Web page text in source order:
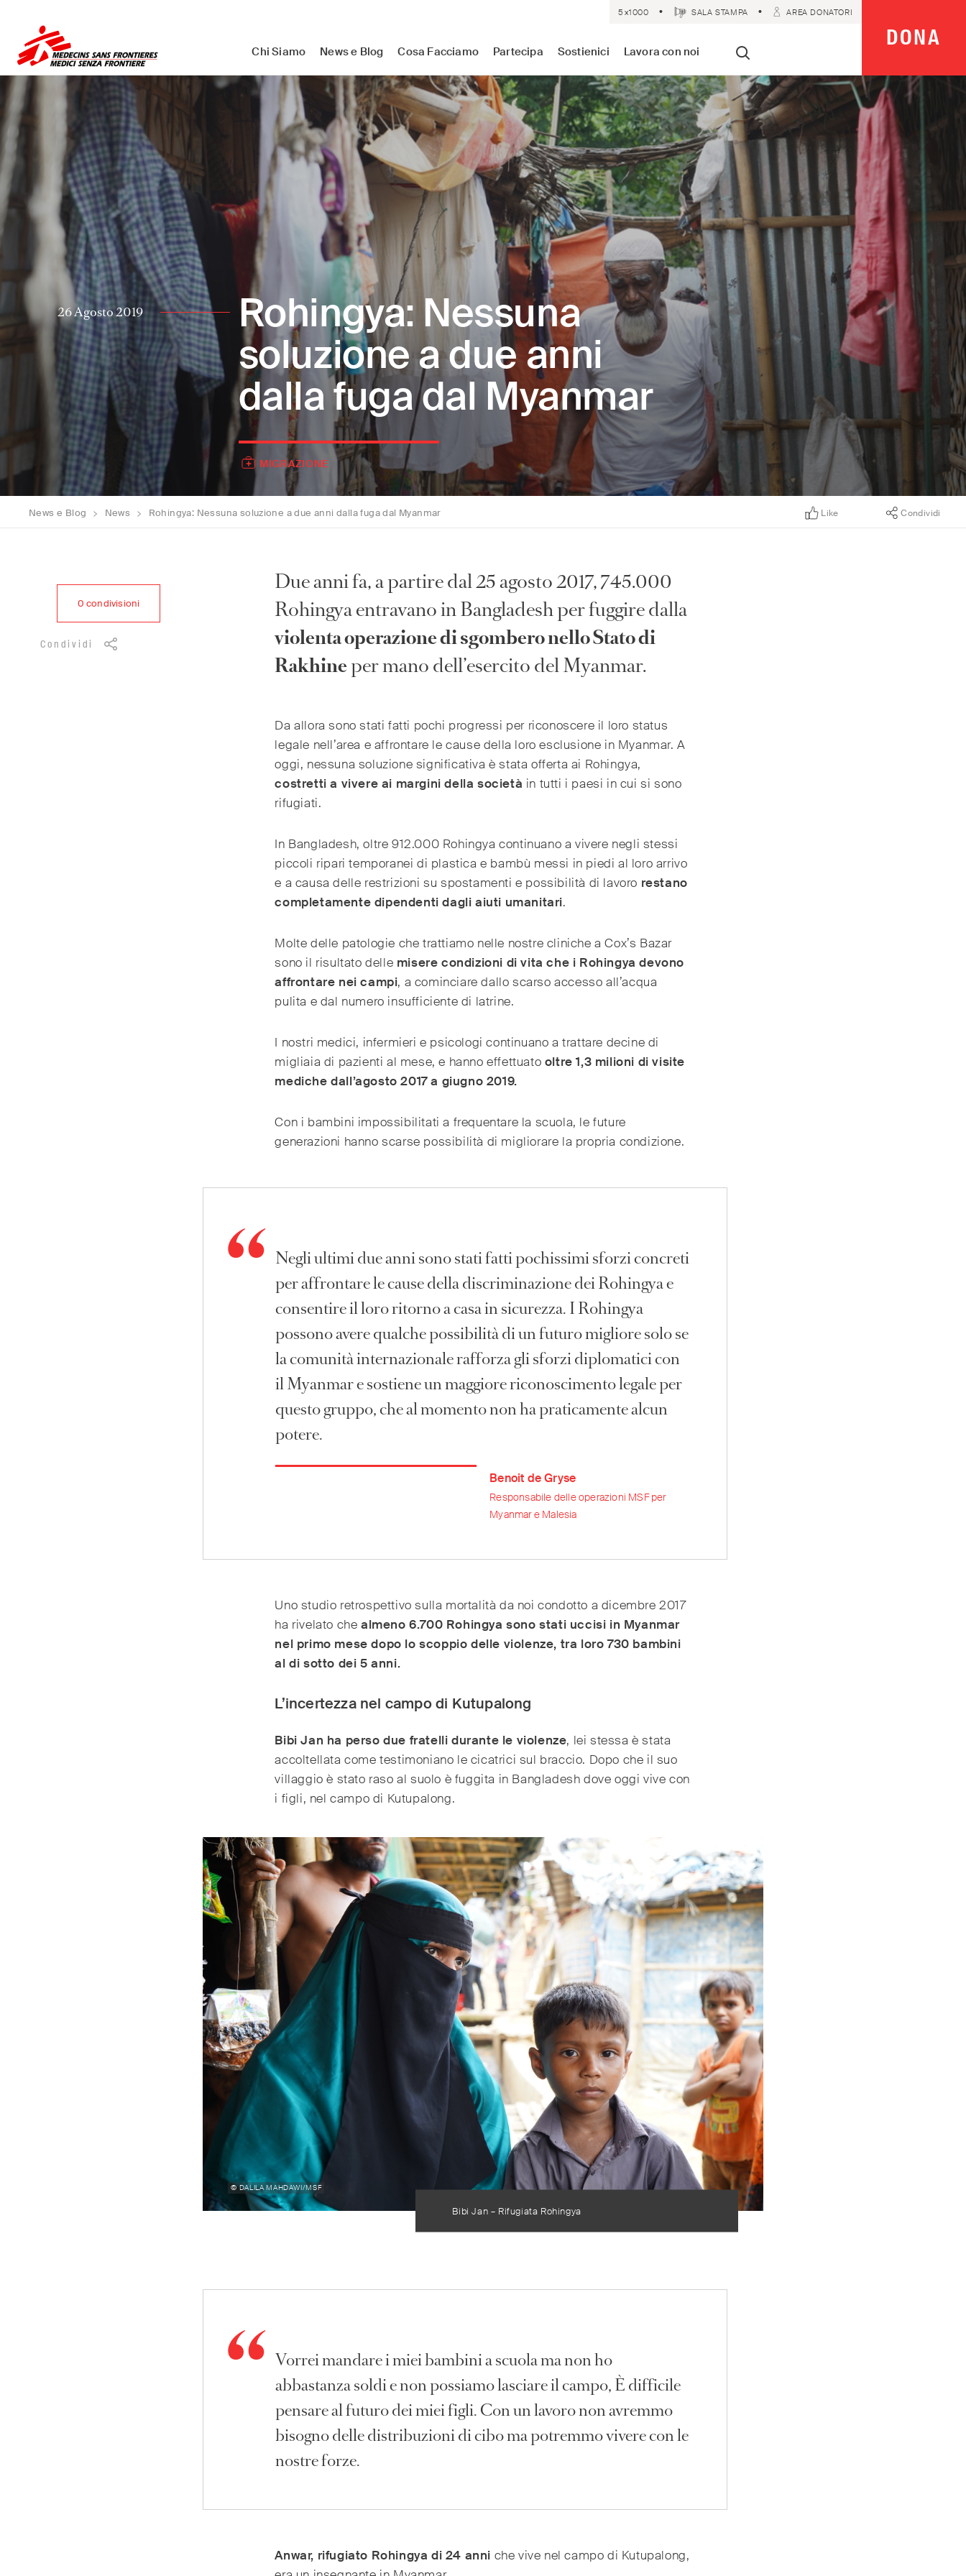
Chi Siamo News e Blog Cosa Facciamo Partecipa Sostienici Lavora con noi
5×1000 SALA STAMPA AREA DONATORI
DONA
26 Agosto 2019
Rohingya: Nessuna
soluzione a due anni
dalla fuga dal Myanmar
MIGRAZIONE
News e Blog > News > Rohingya: Nessuna soluzione a due anni dalla fuga dal Myanmar Like Condividi
0 condivisioni
Condividi
Due anni fa, a partire dal 25 agosto 2017, 745.000
Rohingya entravano in Bangladesh per fuggire dalla
violenta operazione di sgombero nello Stato di
Rakhineper mano dell’esercito del Myanmar.
Da allora sono stati fatti pochi progressi per riconoscere il loro status
legale nell’area e affrontare le cause della loro esclusione in Myanmar. A
oggi, nessuna soluzione significativa è stata offerta ai Rohingya,
costretti a vivere ai margini della società in tutti i paesi in cui si sono
rifugiati.
In Bangladesh, oltre 912.000 Rohingya continuano a vivere negli stessi
piccoli ripari temporanei di plastica e bambù messi in piedi al loro arrivo
e a causa delle restrizioni su spostamenti e possibilità di lavoro restano
completamente dipendenti dagli aiuti umanitari.
Molte delle patologie che trattiamo nelle nostre cliniche a Cox’s Bazar
sono il risultato delle misere condizioni di vita che i Rohingya devono
affrontare nei campi, a cominciare dallo scarso accesso all’acqua
pulita e dal numero insufficiente di latrine.
I nostri medici, infermieri e psicologi continuano a trattare decine di
migliaia di pazienti al mese, e hanno effettuato oltre 1,3 milioni di visite
mediche dall’agosto 2017 a giugno 2019.
Con i bambini impossibilitati a frequentare la scuola, le future
generazioni hanno scarse possibilità di migliorare la propria condizione.
Negli ultimi due anni sono stati fatti pochissimi sforzi concreti
per affrontare le cause della discriminazione dei Rohingya e
consentire il loro ritorno a casa in sicurezza. I Rohingya
possono avere qualche possibilità di un futuro migliore solo se
la comunità internazionale rafforza gli sforzi diplomatici con
il Myanmar e sostiene un maggiore riconoscimento legale per
questo gruppo, che al momento non ha praticamente alcun
potere.
Benoit de Gryse
Responsabile delle operazioni MSF per
Myanmar e Malesia
Uno studio retrospettivo sulla mortalità da noi condotto a dicembre 2017
ha rivelato che almeno 6.700 Rohingya sono stati uccisi in Myanmar
nel primo mese dopo lo scoppio delle violenze, tra loro 730 bambini
al di sotto dei 5 anni.
L’incertezza nel campo di Kutupalong
Bibi Jan ha perso due fratelli durante le violenze, lei stessa è stata
accoltellata come testimoniano le cicatrici sul braccio. Dopo che il suo
villaggio è stato raso al suolo è fuggita in Bangladesh dove oggi vive con
i figli, nel campo di Kutupalong.
© DALILA MAHDAWI/MSF
Bibi Jan – Rifugiata Rohingya
Vorrei mandare i miei bambini a scuola ma non ho
abbastanza soldi e non possiamo lasciare il campo, È difficile
pensare al futuro dei miei figli. Con un lavoro non avremmo
bisogno delle distribuzioni di cibo ma potremmo vivere con le
nostre forze.
Anwar, rifugiato Rohingya di 24 anni che vive nel campo di Kutupalong,